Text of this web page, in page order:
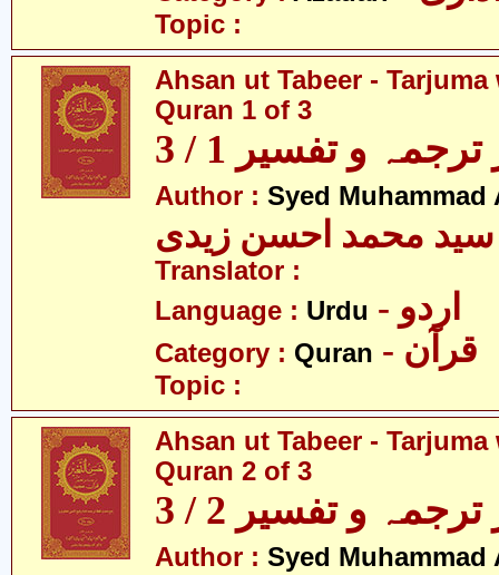
Topic :
Ahsan ut Tabeer - Tarjuma
Quran 1 of 3
و تفسیر 1 / 3
Author : Syed Muhammad
سید محمد احسن زیدی
Translator :
Language : Urdu - اردو
Category : Quran - قرآن
Topic :
Ahsan ut Tabeer - Tarjuma
Quran 2 of 3
و تفسیر 2 / 3
Author : Syed Muhammad